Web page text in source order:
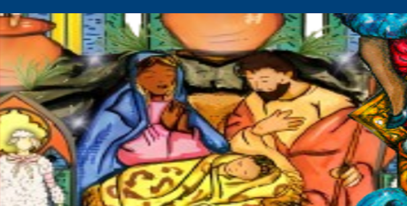
Skip
to
content